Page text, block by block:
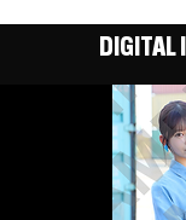
DIGITAL